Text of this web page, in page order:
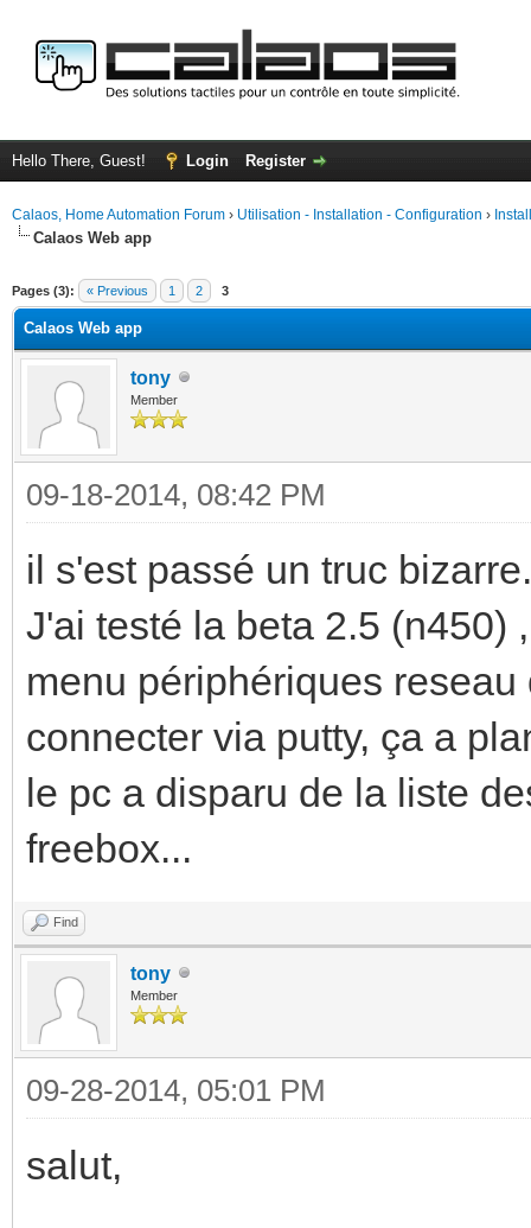
Hello There, Guest! Login Register
Calaos, Home Automation Forum › Utilisation - Installation - Configuration ›
Calaos Web app
Pages (3): « Previous 1 2 3
Calaos Web app
tony
Member
09-18-2014, 08:42 PM
il s'est passé un truc bizarre.
J'ai testé la beta 2.5 (n450)
menu périphériques
connecter via putty, ça a
le pc a disparu de la liste
freebox...
Find
tony
Member
09-28-2014, 05:01 PM
salut,